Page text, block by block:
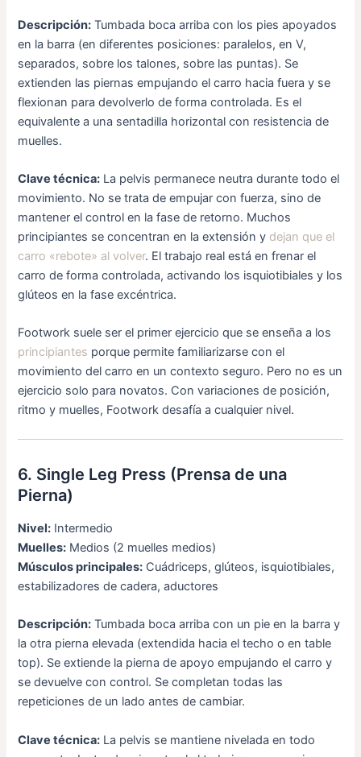
Descripción: Tumbada boca arriba con los pies apoyados
en la barra (en diferentes posiciones: paralelos, en V,
separados, sobre los talones, sobre las puntas). Se
extienden las piernas empujando el carro hacia fuera y se
flexionan para devolverlo de forma controlada. Es el
equivalente a una sentadilla horizontal con resistencia de
muelles.
Clave técnica: La pelvis permanece neutra durante todo el
movimiento. No se trata de empujar con fuerza, sino de
mantener el control en la fase de retorno. Muchos
principiantes se concentran en la extensión y dejan que el
carro «rebote» al volver. El trabajo real está en frenar el
carro de forma controlada, activando los isquiotibiales y los
glúteos en la fase excéntrica.
Footwork suele ser el primer ejercicio que se enseña a los
principiantes porque permite familiarizarse con el
movimiento del carro en un contexto seguro. Pero no es un
ejercicio solo para novatos. Con variaciones de posición,
ritmo y muelles, Footwork desafía a cualquier nivel.
6. Single Leg Press (Prensa de una
Pierna)
Nivel: Intermedio
Muelles: Medios (2 muelles medios)
Músculos principales: Cuádriceps, glúteos, isquiotibiales,
estabilizadores de cadera, aductores
Descripción: Tumbada boca arriba con un pie en la barra y
la otra pierna elevada (extendida hacia el techo o en table
top). Se extiende la pierna de apoyo empujando el carro y
se devuelve con control. Se completan todas las
repeticiones de un lado antes de cambiar.
Clave técnica: La pelvis se mantiene nivelada en todo